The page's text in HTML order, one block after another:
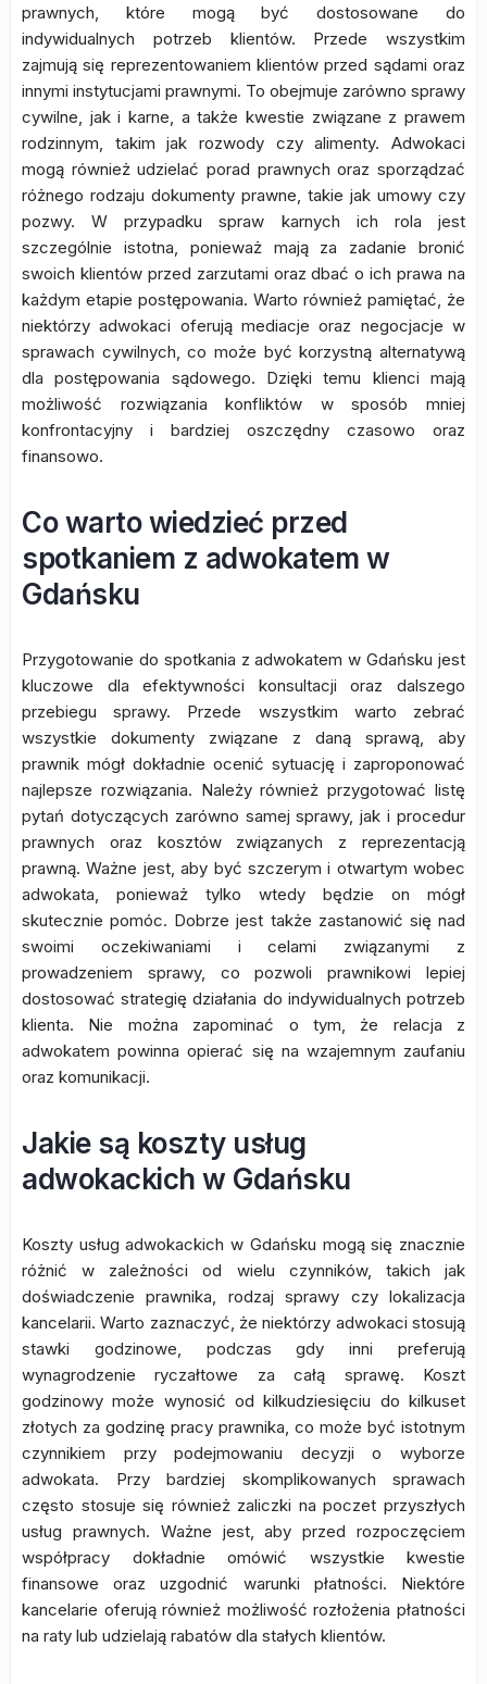
prawnych, które mogą być dostosowane do
indywidualnych potrzeb klientów. Przede wszystkim
zajmują się reprezentowaniem klientów przed sądami oraz
innymi instytucjami prawnymi. To obejmuje zarówno sprawy
cywilne, jak i karne, a także kwestie związane z prawem
rodzinnym, takim jak rozwody czy alimenty. Adwokaci
mogą również udzielać porad prawnych oraz sporządzać
różnego rodzaju dokumenty prawne, takie jak umowy czy
pozwy. W przypadku spraw karnych ich rola jest
szczególnie istotna, ponieważ mają za zadanie bronić
swoich klientów przed zarzutami oraz dbać o ich prawa na
każdym etapie postępowania. Warto również pamiętać, że
niektórzy adwokaci oferują mediacje oraz negocjacje w
sprawach cywilnych, co może być korzystną alternatywą
dla postępowania sądowego. Dzięki temu klienci mają
możliwość rozwiązania konfliktów w sposób mniej
konfrontacyjny i bardziej oszczędny czasowo oraz
finansowo.
Co warto wiedzieć przed
spotkaniem z adwokatem w
Gdańsku
Przygotowanie do spotkania z adwokatem w Gdańsku jest
kluczowe dla efektywności konsultacji oraz dalszego
przebiegu sprawy. Przede wszystkim warto zebrać
wszystkie dokumenty związane z daną sprawą, aby
prawnik mógł dokładnie ocenić sytuację i zaproponować
najlepsze rozwiązania. Należy również przygotować listę
pytań dotyczących zarówno samej sprawy, jak i procedur
prawnych oraz kosztów związanych z reprezentacją
prawną. Ważne jest, aby być szczerym i otwartym wobec
adwokata, ponieważ tylko wtedy będzie on mógł
skutecznie pomóc. Dobrze jest także zastanowić się nad
swoimi oczekiwaniami i celami związanymi z
prowadzeniem sprawy, co pozwoli prawnikowi lepiej
dostosować strategię działania do indywidualnych potrzeb
klienta. Nie można zapominać o tym, że relacja z
adwokatem powinna opierać się na wzajemnym zaufaniu
oraz komunikacji.
Jakie są koszty usług
adwokackich w Gdańsku
Koszty usług adwokackich w Gdańsku mogą się znacznie
różnić w zależności od wielu czynników, takich jak
doświadczenie prawnika, rodzaj sprawy czy lokalizacja
kancelarii. Warto zaznaczyć, że niektórzy adwokaci stosują
stawki godzinowe, podczas gdy inni preferują
wynagrodzenie ryczałtowe za całą sprawę. Koszt
godzinowy może wynosić od kilkudziesięciu do kilkuset
złotych za godzinę pracy prawnika, co może być istotnym
czynnikiem przy podejmowaniu decyzji o wyborze
adwokata. Przy bardziej skomplikowanych sprawach
często stosuje się również zaliczki na poczet przyszłych
usług prawnych. Ważne jest, aby przed rozpoczęciem
współpracy dokładnie omówić wszystkie kwestie
finansowe oraz uzgodnić warunki płatności. Niektóre
kancelarie oferują również możliwość rozłożenia płatności
na raty lub udzielają rabatów dla stałych klientów.